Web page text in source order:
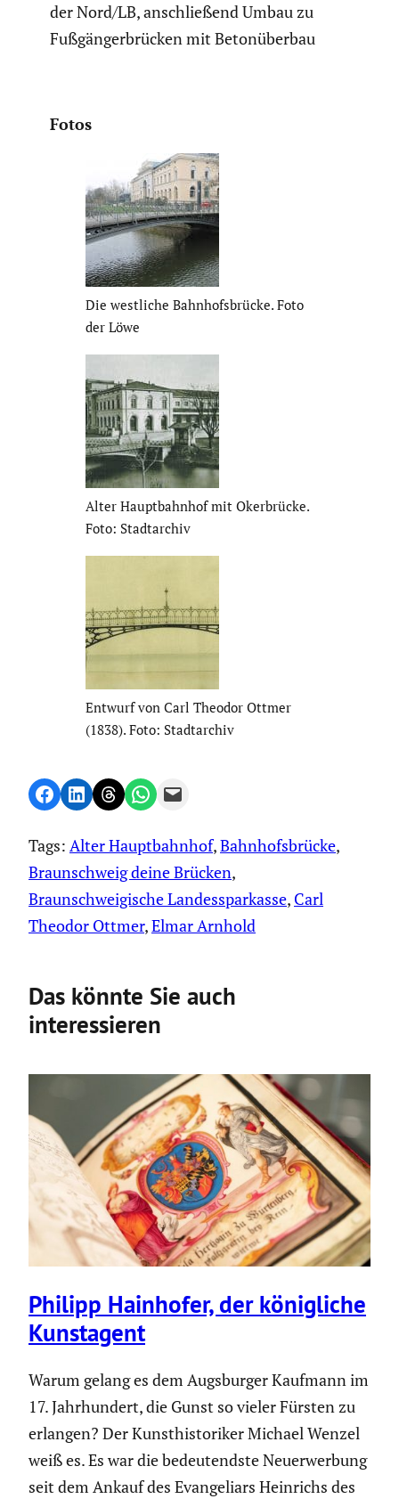
der Nord/LB, anschlie­ßend Umbau zu
Fußgän­ger­brü­cken mit Beton­überbau
Fotos
Die westliche Bahnhofs­brücke. Foto
der Löwe
Alter Haupt­bahnhof mit Okerbrücke.
Foto: Stadt­ar­chiv
Entwurf von Carl Theodor Ottmer
(1838). Foto: Stadt­ar­chiv
Share on Facebook
Share on LinkedIn
Share on Threads
Share on WhatsApp
Email this Page
Tags: Alter Hauptbahnhof, Bahnhofsbrücke
Braunschweig deine Brücken
Braunschweigische Landessparkasse, Carl
Theodor Ottmer, Elmar Arnhold
Das könnte Sie auch
interessieren
Philipp Hainhofer, der könig­liche
Kunst­agent
Warum gelang es dem Augsburger Kaufmann im
17. Jahrhun­dert, die Gunst so vieler Fürsten zu
erlangen? Der Kunst­his­to­riker Michael Wenzel
weiß es. Es war die bedeu­tendste Neuerwer­bung
seit dem Ankauf des Evange­liars Heinrichs des